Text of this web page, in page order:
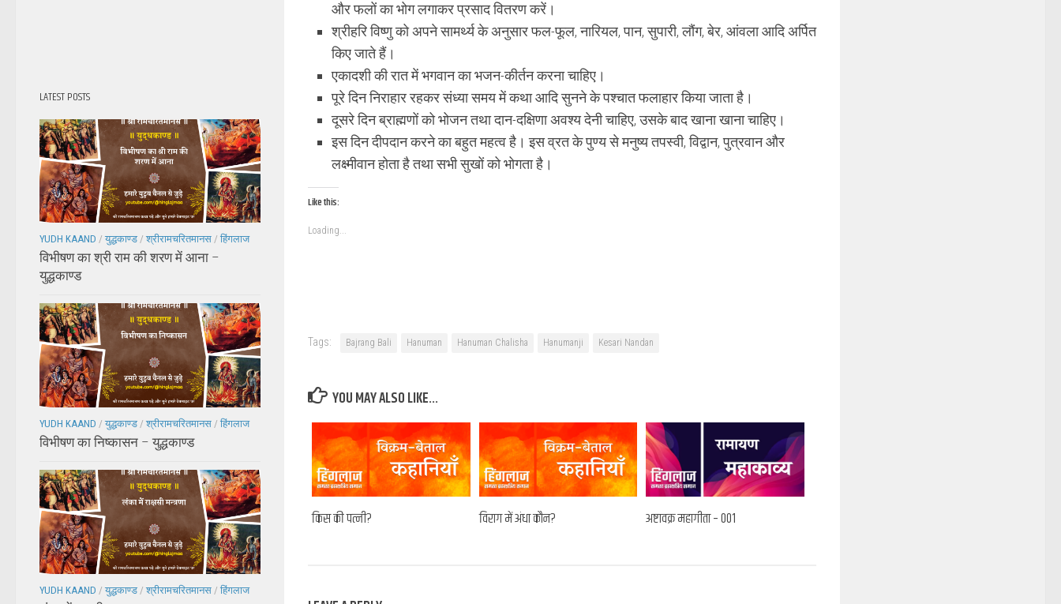
और फलों का भोग लगाकर प्रसाद वितरण करें।
श्रीहरि विष्णु को अपने सामर्थ्य के अनुसार फल-फूल, नारियल, पान, सुपारी, लौंग, बेर, आंवला आदि अर्पित
किए जाते हैं।
एकादशी की रात में भगवान का भजन-कीर्तन करना चाहिए।
पूरे दिन निराहार रहकर संध्या समय में कथा आदि सुनने के पश्चात फलाहार किया जाता है।
दूसरे दिन ब्राह्मणों को भोजन तथा दान-दक्षिणा अवश्य देनी चाहिए, उसके बाद खाना खाना चाहिए।
इस दिन दीपदान करने का बहुत महत्व है। इस व्रत के पुण्य से मनुष्य तपस्वी, विद्वान, पुत्रवान और
लक्ष्मीवान होता है तथा सभी सुखों को भोगता है।
Like this:
Loading...
Tags: Bajrang Bali Hanuman Hanuman Chalisha Hanumanji Kesari Nandan
YOU MAY ALSO LIKE...
किस की पत्नी? विराग में अंधा कौन? अष्टावक्र महागीता – 001
LATEST POSTS
YUDH KAAND / युद्धकाण्ड / श्रीरामचरितमानस / हिंगलाज
विभीषण का श्री राम की शरण में आना –
युद्धकाण्ड
YUDH KAAND / युद्धकाण्ड / श्रीरामचरितमानस / हिंगलाज
विभीषण का निष्कासन – युद्धकाण्ड
YUDH KAAND / युद्धकाण्ड / श्रीरामचरितमानस / हिंगलाज